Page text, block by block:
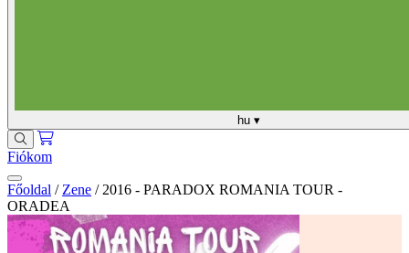
hu ▾
Fiókom
Főoldal / Zene / 2016 - PARADOX ROMANIA TOUR -
ORADEA